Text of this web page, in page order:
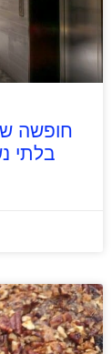
חופשה
בלתי